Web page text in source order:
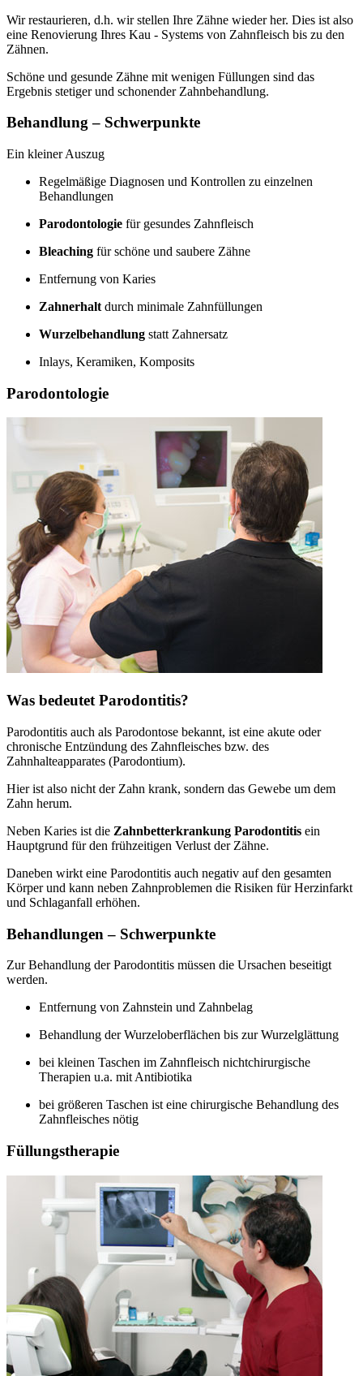
Wir restaurieren, d.h. wir stellen Ihre Zähne wieder her. Dies ist also
eine Renovierung Ihres Kau - Systems von Zahnfleisch bis zu den
Zähnen.
Schöne und gesunde Zähne mit wenigen Füllungen sind das
Ergebnis stetiger und schonender Zahnbehandlung.
Behandlung – Schwerpunkte
Ein kleiner Auszug
Regelmäßige Diagnosen und Kontrollen zu einzelnen
Behandlungen
Parodontologie für gesundes Zahnfleisch
Bleaching für schöne und saubere Zähne
Entfernung von Karies
Zahnerhalt durch minimale Zahnfüllungen
Wurzelbehandlung statt Zahnersatz
Inlays, Keramiken, Komposits
Parodontologie
Was bedeutet Parodontitis?
Parodontitis auch als Parodontose bekannt, ist eine akute oder
chronische Entzündung des Zahnfleisches bzw. des
Zahnhalteapparates (Parodontium).
Hier ist also nicht der Zahn krank, sondern das Gewebe um dem
Zahn herum.
Neben Karies ist die Zahnbetterkrankung Parodontitis ein
Hauptgrund für den frühzeitigen Verlust der Zähne.
Daneben wirkt eine Parodontitis auch negativ auf den gesamten
Körper und kann neben Zahnproblemen die Risiken für Herzinfarkt
und Schlaganfall erhöhen.
Behandlungen – Schwerpunkte
Zur Behandlung der Parodontitis müssen die Ursachen beseitigt
werden.
Entfernung von Zahnstein und Zahnbelag
Behandlung der Wurzeloberflächen bis zur Wurzelglättung
bei kleinen Taschen im Zahnfleisch nichtchirurgische
Therapien u.a. mit Antibiotika
bei größeren Taschen ist eine chirurgische Behandlung des
Zahnfleisches nötig
Füllungstherapie